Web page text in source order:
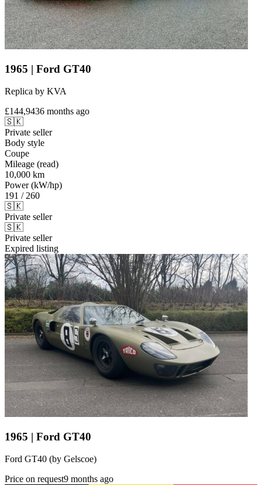
1965 | Ford GT40
Replica by KVA
£144,9436 months ago
🇸🇰
Private seller
Body style
Coupe
Mileage (read)
10,000 km
Power (kW/hp)
191 / 260
🇸🇰
Private seller
🇸🇰
Private seller
Expired listing
1965 | Ford GT40
Ford GT40 (by Gelscoe)
Price on request9 months ago